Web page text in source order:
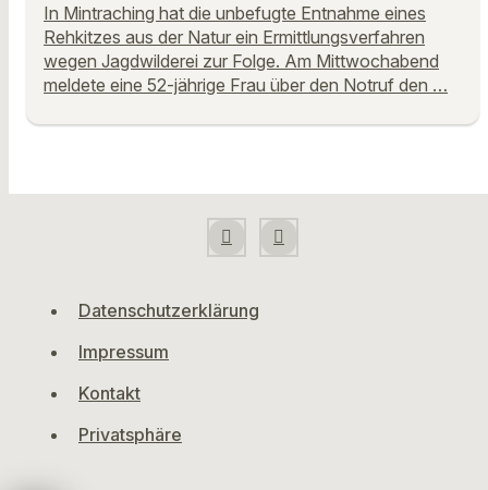
In Mintraching hat die unbefugte Entnahme eines
Rehkitzes aus der Natur ein Ermittlungsverfahren
wegen Jagdwilderei zur Folge. Am Mittwochabend
meldete eine 52-jährige Frau über den Notruf den …
Datenschutzerklärung
Impressum
Kontakt
Privatsphäre